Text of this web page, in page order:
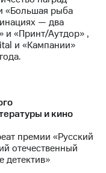
«Большая рыба
— два
и «Принт/Аутдор» ,
и «Кампании»
и кино
премии «Русский
отечественный